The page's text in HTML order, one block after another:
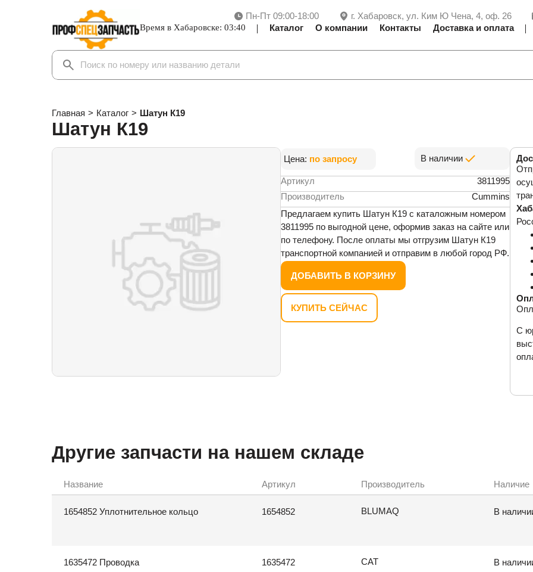
Пн-Пт 09:00-18:00 г. Хабаровск, ул. Ким Ю Чена, 4, оф. 26
Время в Хабаровске:03:40 Каталог О компании Контакты Доставка и оплата
Главная > Каталог > Шатун К19
Шатун К19
Цена: по запросу В наличии
Артикул
3811995
Производитель
Cummins
Предлагаем купить Шатун К19 с каталожным номером
3811995 по выгодной цене, оформив заказ на сайте или
по телефону. После оплаты мы отгрузим Шатун К19
транспортной компанией и отправим в любой город РФ.
ДОБАВИТЬ В КОРЗИНУ
КУПИТЬ СЕЙЧАС
С
Другие запчасти на нашем складе
Название Артикул Производитель Наличие
1654852 Уплотнительное кольцо 1654852 BLUMAQ В
1635472 Проводка 1635472 CAT В